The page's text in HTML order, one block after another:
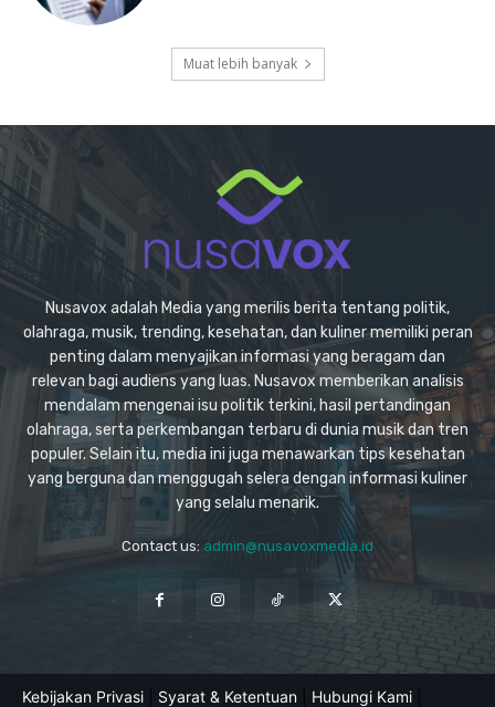
Muat lebih banyak
Nusavox adalah Media yang merilis berita tentang politik,
olahraga, musik, trending, kesehatan, dan kuliner memiliki peran
penting dalam menyajikan informasi yang beragam dan
relevan bagi audiens yang luas. Nusavox memberikan analisis
mendalam mengenai isu politik terkini, hasil pertandingan
olahraga, serta perkembangan terbaru di dunia musik dan tren
populer. Selain itu, media ini juga menawarkan tips kesehatan
yang berguna dan menggugah selera dengan informasi kuliner
yang selalu menarik.
Contact us: admin@nusavoxmedia.id
Kebijakan Privasi Syarat & Ketentuan Hubungi Kami